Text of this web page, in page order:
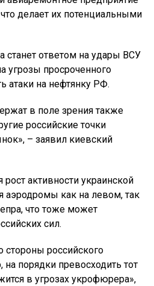
делает их потенциальными
станет ответом на удары ВСУ
угрозы просроченного
атаки на нефтянку РФ.
в поле зрения также
российские точки
– заявил киевский
рост активности украинской
аэродромы как на левом, так
что тоже может
сил.
стороны российского
на порядки превосходить тот
в угрозах укрофюрера»,